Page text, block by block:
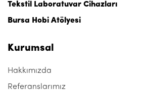
Tekstil Laboratuvar Cihazları
Bursa Hobi Atölyesi
Kurumsal
Hakkımızda
Referanslarımız